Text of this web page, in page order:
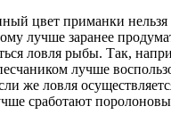
цвет приманки нельзя
лучше заранее
ловля рыбы. Так,
лучше
же ловля
сработают